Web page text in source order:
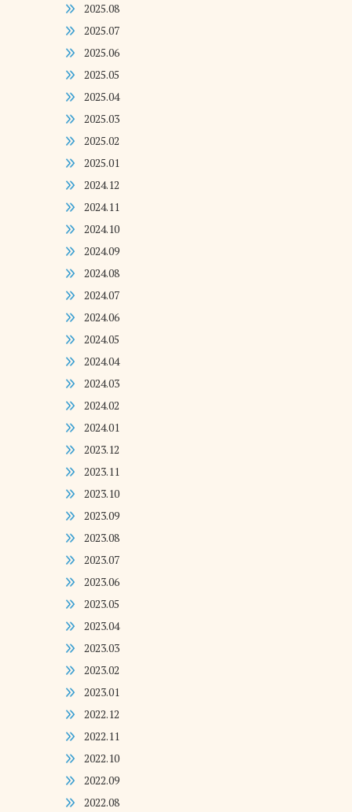
2025.08
2025.07
2025.06
2025.05
2025.04
2025.03
2025.02
2025.01
2024.12
2024.11
2024.10
2024.09
2024.08
2024.07
2024.06
2024.05
2024.04
2024.03
2024.02
2024.01
2023.12
2023.11
2023.10
2023.09
2023.08
2023.07
2023.06
2023.05
2023.04
2023.03
2023.02
2023.01
2022.12
2022.11
2022.10
2022.09
2022.08